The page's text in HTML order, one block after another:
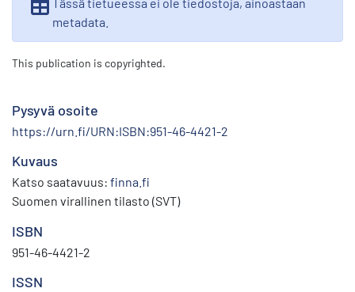
Tässä tietueessa ei ole tiedostoja, ainoastaan
metadata.
This publication is copyrighted.
Pysyvä osoite
https://urn.fi/URN:ISBN:951-46-4421-2
Kuvaus
Katso saatavuus: finna.fi
Suomen virallinen tilasto (SVT)
ISBN
951-46-4421-2
ISSN